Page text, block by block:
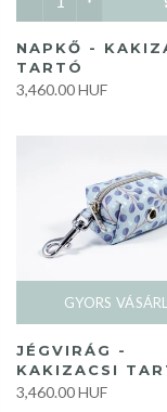
NAPKŐ -
TARTÓ
3,460.00 HUF
GYORS
JÉGVIRÁG -
KAKIZACSI
3,460.00 HUF